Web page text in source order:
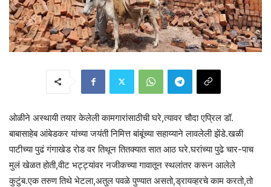
ओळीने अस्थायी तयार केलेली कामगारांसाठीची घरे,त्यावर चौदा एप्रिल डॉ.
बाबासाहेब आंबेडकर यांच्या जयंती निमित्त बांबूंच्या सहाय्याने लावलेली झेंडे.खळी
पाटीच्या पुढं गंगाखेड रोड वर तिथून तितक्यात सात आठ घरे.घरांच्या पुढे चार-पाच
मुलं खेळत होती,वीट भट्ट्यांवर नजीकच्या गावातून स्थलांतर करून आलेले
कुटुंब.एक तरुण तिथे भेटला,अतुल पवळे पुण्यात असतो,ड्रायव्हरचे काम करतो,तो